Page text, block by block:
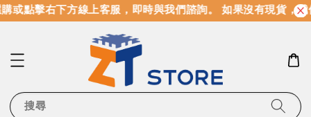
或點擊右下方線上客服，即時與我們諮詢。 如果沒有現貨，我
搜尋